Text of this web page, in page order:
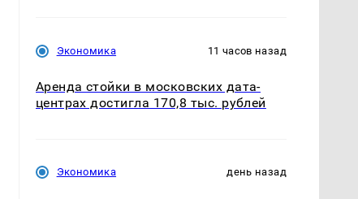
Экономика 11 часов назад
Аренда стойки в московских дата-
центрах достигла 170,8 тыс. рублей
Экономика день назад